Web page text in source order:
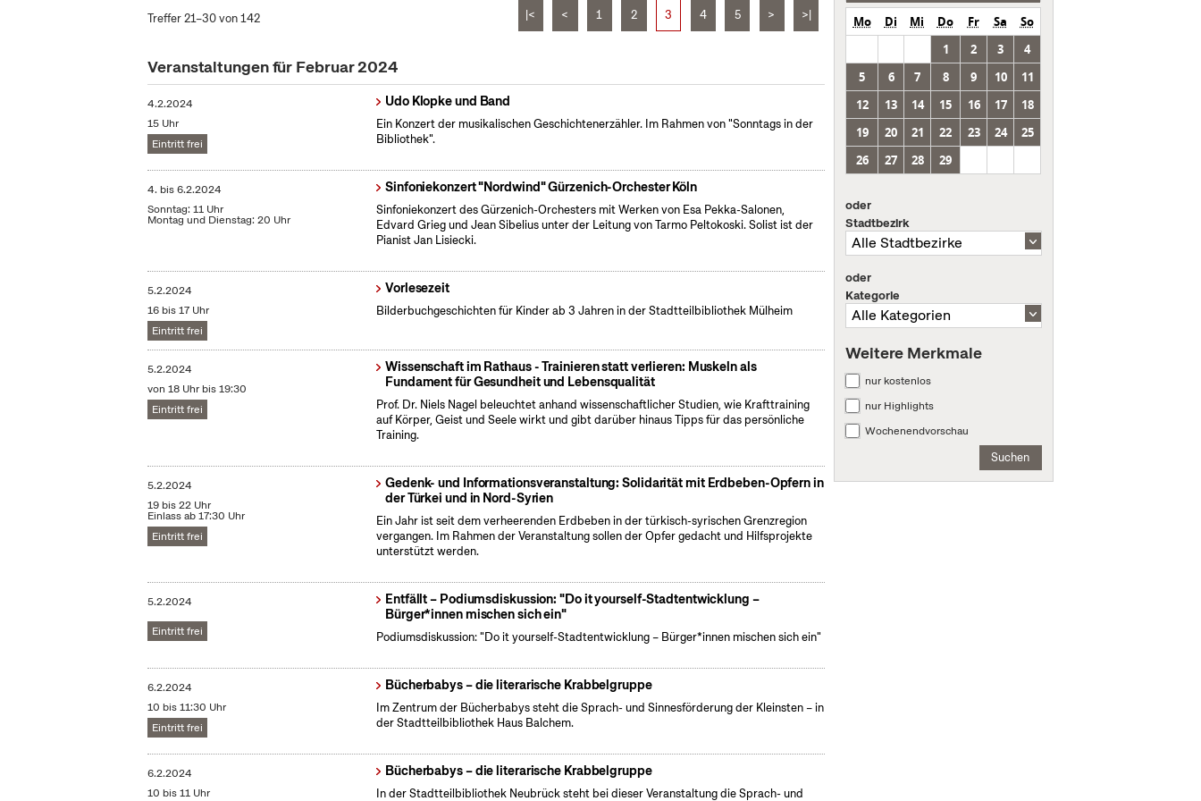
Treffer 21–30 von 142 |< < 1 2 3 4 5 > >|
Veranstaltungen für Februar 2024
4.2.2024
15 Uhr
Eintritt frei
Udo Klopke und Band
Ein Konzert der musikalischen Geschichtenerzähler. Im Rahmen von "Sonntags in der
Bibliothek".
4. bis6.2.2024
Sonntag: 11 Uhr
Montag und Dienstag: 20 Uhr
Sinfoniekonzert "Nordwind" Gürzenich-Orchester Köln
Sinfoniekonzert des Gürzenich-Orchesters mit Werken von Esa Pekka-Salonen,
Edvard Grieg und Jean Sibelius unter der Leitung von Tarmo Peltokoski. Solist ist der
Pianist Jan Lisiecki.
5.2.2024
16 bis 17 Uhr
Eintritt frei
Vorlesezeit
Bilderbuchgeschichten für Kinder ab 3 Jahren in der Stadtteilbibliothek Mülheim
5.2.2024
von 18 Uhr bis 19:30
Eintritt frei
Wissenschaft im Rathaus - Trainieren statt verlieren: Muskeln als
Fundament für Gesundheit und Lebensqualität
Prof. Dr. Niels Nagel beleuchtet anhand wissenschaftlicher Studien, wie Krafttraining
auf Körper, Geist und Seele wirkt und gibt darüber hinaus Tipps für das persönliche
Training.
5.2.2024
19 bis 22 Uhr
Einlass ab 17:30 Uhr
Eintritt frei
Gedenk- und Informationsveranstaltung: Solidarität mit Erdbeben-Opfern in
der Türkei und in Nord-Syrien
Ein Jahr ist seit dem verheerenden Erdbeben in der türkisch-syrischen Grenzregion
vergangen. Im Rahmen der Veranstaltung sollen der Opfer gedacht und Hilfsprojekte
unterstützt werden.
5.2.2024
Eintritt frei
Entfällt – Podiumsdiskussion: "Do it yourself-Stadtentwicklung –
Bürger*innen mischen sich ein"
Podiumsdiskussion: "Do it yourself-Stadtentwicklung – Bürger*innen mischen sich ein"
6.2.2024
10 bis 11:30 Uhr
Eintritt frei
Bücherbabys – die literarische Krabbelgruppe
Im Zentrum der Bücherbabys steht die Sprach- und Sinnesförderung der Kleinsten – in
der Stadtteilbibliothek Haus Balchem.
6.2.2024
10 bis 11 Uhr
Bücherbabys – die literarische Krabbelgruppe
In der Stadtteilbibliothek Neubrück steht bei dieser Veranstaltung die Sprach- und
Mo Di Mi Do Fr Sa
So
1
2 3
4
5
6 7 8 9 10
11
12
13 14 15 16 17
18
19
20 21 22 23 24
25
26
27 28 29
oder
Stadtbezirk
oder
Kategorie
Weitere Merkmale
nur kostenlos
nur Highlights
Wochenendvorschau
Suchen